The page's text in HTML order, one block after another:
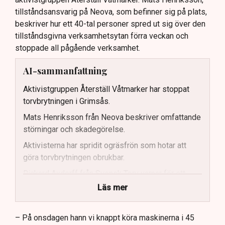
tillståndsansvarig på Neova, som befinner sig på plats,
beskriver hur ett 40-tal personer spred ut sig över den
tillståndsgivna verksamhetsytan förra veckan och
stoppade all pågående verksamhet.
AI-sammanfattning
Aktivistgruppen Återställ Våtmarker har stoppat
torvbrytningen i Grimsås.
Mats Henriksson från Neova beskriver omfattande
störningar och skadegörelse.
Aktivisterna har spridit ogräsfrön som hotar att
göra torvbrytningen obrukbar.
Rickard Axdorff från Svensk Torv varnar för ett
stort ekonomiskt sabotage.
Dialogpolisen på plats står maktlös inför
aktivisternas handlingar.
Läs mer
– På onsdagen hann vi knappt köra maskinerna i 45